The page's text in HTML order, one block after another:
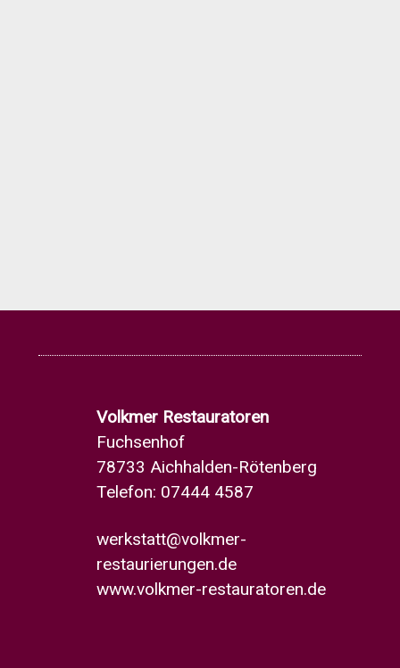
Volkmer Restauratoren
Fuchsenhof
78733 Aichhalden-Rötenberg
Telefon: 07444 4587
werkstatt@volkmer-
restaurierungen.de
www.volkmer-restauratoren.de